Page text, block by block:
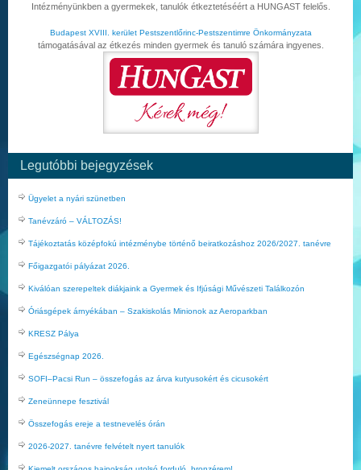
Intézményünkben a gyermekek, tanulók étkeztetéséért a HUNGAST felelős.
Budapest XVIII. kerület Pestszentlőrinc-Pestszentimre Önkormányzata
támogatásával az étkezés minden gyermek és tanuló számára ingyenes.
Legutóbbi bejegyzések
Ügyelet a nyári szünetben
Tanévzáró – VÁLTOZÁS!
Tájékoztatás középfokú intézménybe történő beiratkozáshoz 2026/2027. tanévre
Főigazgatói pályázat 2026.
Kiválóan szerepeltek diákjaink a Gyermek és Ifjúsági Művészeti Találkozón
Óriásgépek árnyékában – Szakiskolás Minionok az Aeroparkban
KRESZ Pálya
Egészségnap 2026.
SOFI–Pacsi Run – összefogás az árva kutyusokért és cicusokért
Zeneünnepe fesztivál
Összefogás ereje a testnevelés órán
2026-2027. tanévre felvételt nyert tanulók